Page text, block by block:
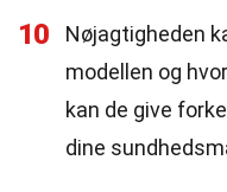
10
Nøjagtigheden
modellen og
kan de give
dine